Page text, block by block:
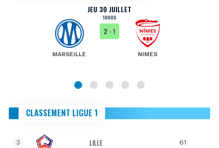
JEU 30 JUILLET
18H00
MARSEILLE
2 - 1
NIMES
CLASSEMENT LIGUE 1
3 LILLE 61